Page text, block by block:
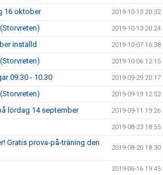
16 oktober 2019-10-13 20:32
2019-10-13 20:24
inställd 2019-10-07 16:38
2019-10-06 12:15
09:30 - 10.30 2019-09-29 20:17
2019-09-19 12:52
lördag 14 september 2019-09-11 19:26
2019-08-23 18:55
Gratis prova-på-träning den
2019-08-20 18:30
2019-06-16 19:45